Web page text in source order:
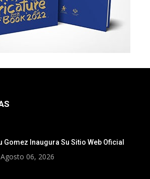
Gomez Inaugura Su Sitio Web Oficial
Agosto 06, 2026